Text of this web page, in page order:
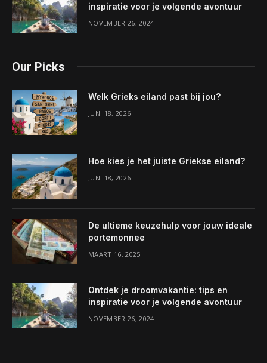
inspiratie voor je volgende avontuur
NOVEMBER 26, 2024
Our Picks
Welk Grieks eiland past bij jou?
JUNI 18, 2026
Hoe kies je het juiste Griekse eiland?
JUNI 18, 2026
De ultieme keuzehulp voor jouw ideale
portemonnee
MAART 16, 2025
Ontdek je droomvakantie: tips en
inspiratie voor je volgende avontuur
NOVEMBER 26, 2024